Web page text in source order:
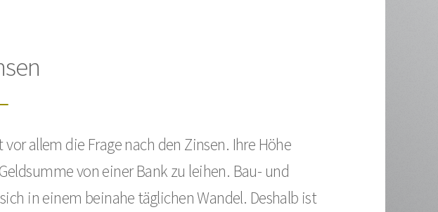
allem die Frage nach den Zinsen. Ihre Höhe
von einer Bank zu leihen. Bau- und
in einem beinahe täglichen Wandel. Deshalb ist